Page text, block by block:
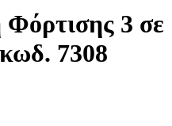
3 σε
7308